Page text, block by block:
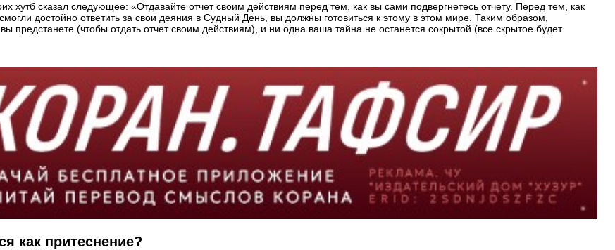
хутб сказал следующее: «Отдавайте отчет своим действиям перед тем, как вы сами подвергнетесь отчету. Перед тем, как
достойно ответить за свои деяния в Судный День, вы должны готовиться к этому в этом мире. Таким образом,
(чтобы отдать отчет своим действиям), и ни одна ваша тайна не останется сокрытой (все скрытое будет
как притеснение?